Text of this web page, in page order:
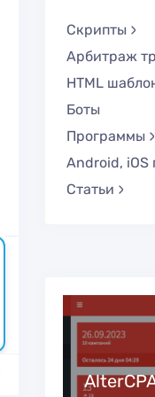
Скрипты
Арбитраж
HTML
Боты
Программы
Android,
Статьи